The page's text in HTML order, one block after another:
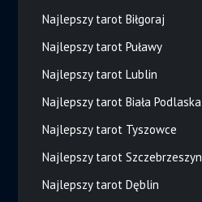
Najlepszy tarot Biłgoraj
Najlepszy tarot Puławy
Najlepszy tarot Lublin
Najlepszy tarot Biała Podlaska
Najlepszy tarot Tyszowce
Najlepszy tarot Szczebrzeszyn
Najlepszy tarot Dęblin